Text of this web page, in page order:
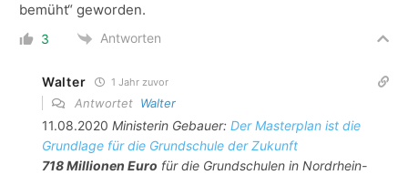
bemüht“ geworden.
3 Antworten
Walter 1 Jahr zuvor
Antwortet Walter
11.08.2020 Ministerin Gebauer: Der Masterplan ist die
Grundlage für die Grundschule der Zukunft
718 Millionen Euro für die Grundschulen in Nordrhein-